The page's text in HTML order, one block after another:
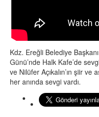
Kdz. Ereğli Belediye
Günü’nde Halk Kafe’de
ve Nilüfer Açıkalın’ın şiir ve
her anında sevgi vardı.